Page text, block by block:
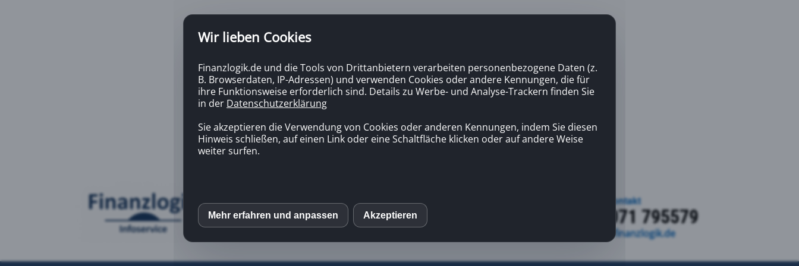
Kontakt
+49 7071 795579
kontakt@finanzlogik.de
Wir lieben Cookies
Finanzlogik.de und die Tools von Drittanbietern verarbeiten personenbezogene Daten (z.
B. Browserdaten, IP-Adressen) und verwenden Cookies oder andere Kennungen, die für
ihre Funktionsweise erforderlich sind. Details zu Werbe- und Analyse-Trackern finden Sie
in der Datenschutzerklärung
Sie akzeptieren die Verwendung von Cookies oder anderen Kennungen, indem Sie diesen
Hinweis schließen, auf einen Link oder eine Schaltfläche klicken oder auf andere Weise
weiter surfen.
inCMS
Matomo (Piwik)
Mehr erfahren und anpassen Akzeptieren